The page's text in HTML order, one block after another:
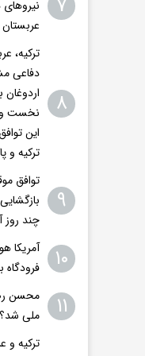
عربستان به ۵۸
۸
ترکیه،
دفاعی
نخست
این
ترکیه و
۹
توافق
چند روز
۱۰
آمریکا
۱۱
محسن
ملی شد؟
ترکیه و